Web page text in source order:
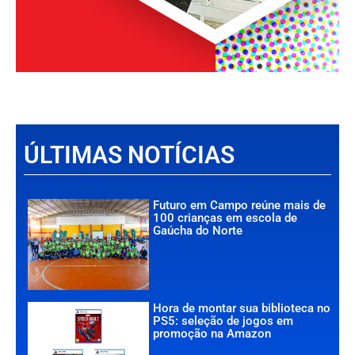
ÚLTIMAS NOTÍCIAS
Futuro em Campo reúne mais de
100 crianças em escola de
Gaúcha do Norte
Hora de montar sua biblioteca no
PS5: seleção de jogos em
promoção na Amazon